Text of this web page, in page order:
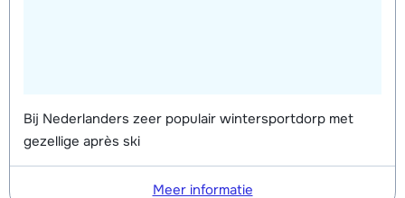
Bij Nederlanders zeer populair wintersportdorp met
gezellige après ski
Meer informatie